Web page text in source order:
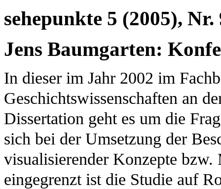
sehepunkte 5 (2005), Nr.
Jens Baumgarten:
In dieser im Jahr 2002 im
Geschichtswissenschaften an
Dissertation geht es um die
sich bei der Umsetzung der
visualisierender Konzepte
eingegrenzt ist die Studie auf